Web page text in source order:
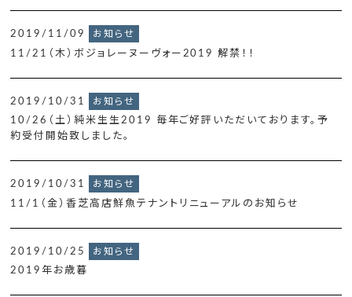
2019/11/09 お知らせ
11/21（木）ボジョレーヌーヴォー2019 解禁！！
2019/10/31 お知らせ
10/26（土）純米生生2019 毎年ご好評いただいております。予
約受付開始致しました。
2019/10/31 お知らせ
11/1（金）香芝高店鮮魚テナントリニューアルのお知らせ
2019/10/25 お知らせ
2019年お歳暮